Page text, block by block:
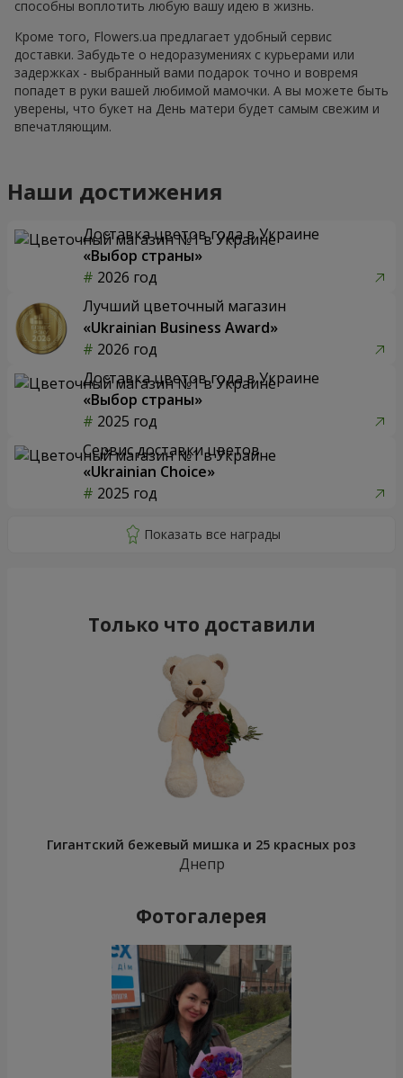
способны воплотить любую вашу идею в жизнь.
Кроме того, Flowers.ua предлагает удобный сервис
доставки. Забудьте о недоразумениях с курьерами или
задержках - выбранный вами подарок точно и вовремя
попадет в руки вашей любимой мамочки. А вы можете быть
уверены, что букет на День матери будет самым свежим и
впечатляющим.
Наши достижения
Доставка цветов года в Украине
«Выбор страны»
2026 год
Лучший цветочный магазин
«Ukrainian Business Award»
2026 год
Доставка цветов года в Украине
«Выбор страны»
2025 год
Сервис доставки цветов
«Ukrainian Choice»
2025 год
Только что доставили
Гигантский бежевый мишка и 25 красных роз
Днепр
Фотогалерея